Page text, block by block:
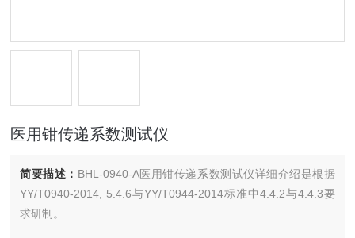
医用钳传递系数测试仪
简要描述： BHL-0940-A医用钳传递系数测试仪详细介绍是根据
YY/T0940-2014, 5.4.6与YY/T0944-2014标准中4.4.2与4.4.3要
求研制。